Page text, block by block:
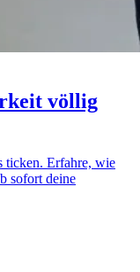
völlig
ticken. Erfahre, wie
sofort deine